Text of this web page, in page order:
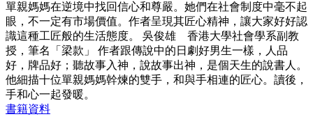
單親媽媽在逆境中找回信心和尊嚴。她們在社會制度中毫不起
眼，不一定有市場價值。作者呈現其匠心精神，讓大家好好認
識這種工匠般的生活態度。 吳俊雄 香港大學社會學系副教
授，筆名「梁款」 作者跟傳說中的日劇好男生一樣，人品
好，牌品好；聽故事入神，說故事出神，是個天生的說書人。
他細描十位單親媽媽幹煉的雙手，和與手相連的匠心。讀後，
手和心一起發暖。
書籍資料